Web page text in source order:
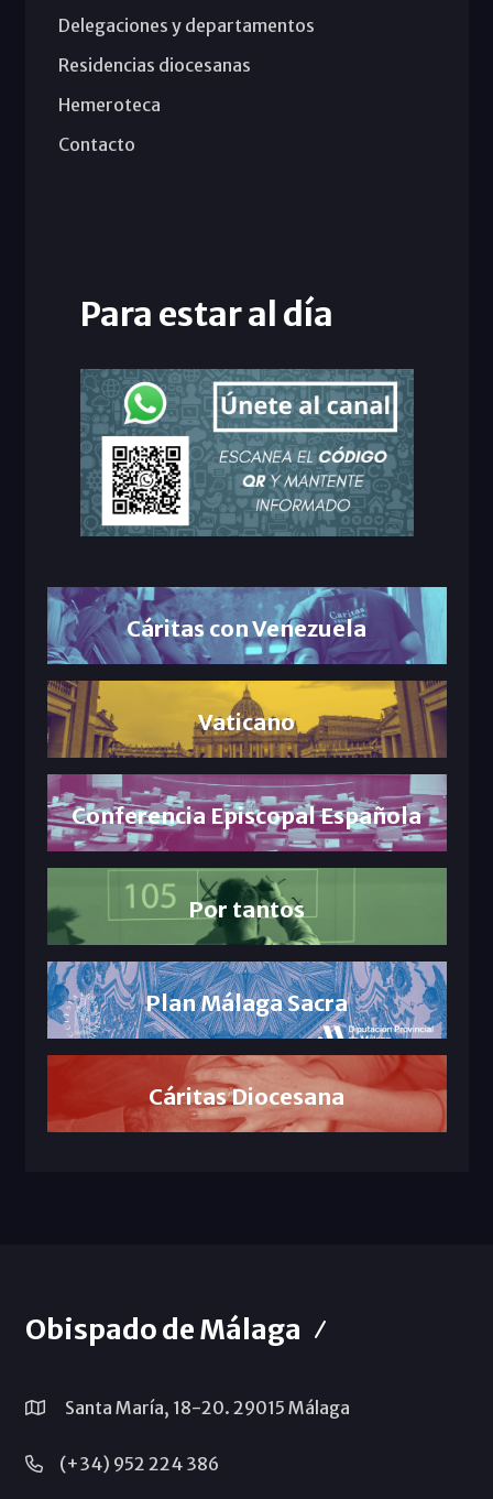
Delegaciones y departamentos
Residencias diocesanas
Hemeroteca
Contacto
Para estar al día
Cáritas con Venezuela
Vaticano
Conferencia Episcopal Española
Por tantos
Plan Málaga Sacra
Cáritas Diocesana
Obispado de Málaga
Santa María, 18-20. 29015 Málaga
(+34) 952 224 386